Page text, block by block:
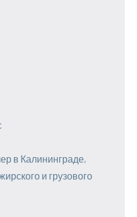
в Калининграде,
и грузового